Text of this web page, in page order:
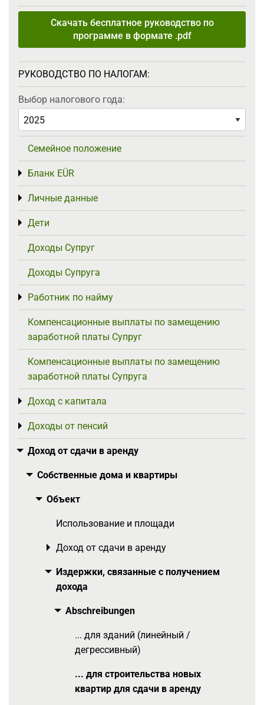
Скачать бесплатное руководство по
программе в формате .pdf
РУКОВОДСТВО ПО НАЛОГАМ:
Выбор налогового года:
Семейное положение
Бланк EÜR
Toggle menu
Личные данные
Toggle menu
Дети
Toggle menu
Доходы Супруг
Доходы Супруга
Работник по найму
Toggle menu
Компенсационные выплаты по замещению
заработной платы Супруг
Компенсационные выплаты по замещению
заработной платы Супруга
Доход с капитала
Toggle menu
Доходы от пенсий
Toggle menu
Доход от сдачи в аренду
Toggle menu
Собственные дома и квартиры
Toggle menu
Объект
Toggle menu
Использование и площади
Доход от сдачи в аренду
Toggle menu
Издержки, связанные с получением
дохода
Toggle menu
Abschreibungen
Toggle menu
... для зданий (линейный /
дегрессивный)
... для строительства новых
квартир для сдачи в аренду